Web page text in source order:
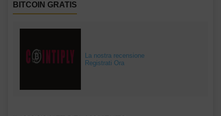
BITCOIN GRATIS
La nostra recensione
Registrati Ora